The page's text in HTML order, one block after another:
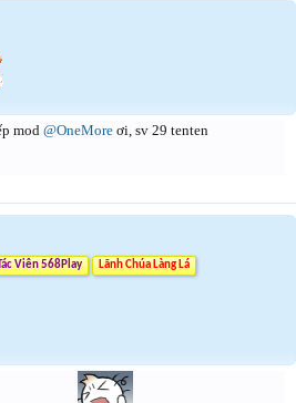
mod @OneMore ơi, sv 29 tenten
Viên 568Play Lãnh Chúa Làng Lá